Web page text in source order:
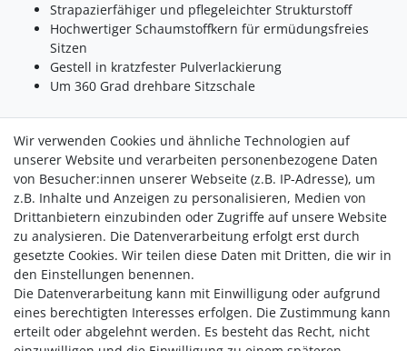
Strapazierfähiger und pflegeleichter Strukturstoff
Hochwertiger Schaumstoffkern für ermüdungsfreies
Sitzen
Gestell in kratzfester Pulverlackierung
Um 360 Grad drehbare Sitzschale
So passt er sowohl zu einemurbanen als auch zu einem
rustikalen Ambiente perfekt. Besonders praktisch ist der
drehbare Sitz, der dir ermöglicht, dich ganz bequem in jede
Richtung zu orientieren, ohne aufstehen zu müssen - ideal
für gesellige Abende mit Freunden und Familie.
Gönn dir den Diningsessel San Carlo in Light Brown und
genieße stilvolles, komfortables Sitzen in deinem Zuhause!
Wir verwenden Cookies und ähnliche Technologien auf
unserer Website und verarbeiten personenbezogene Daten
von Besucher:innen unserer Webseite (z.B. IP-Adresse), um
z.B. Inhalte und Anzeigen zu personalisieren, Medien von
Drittanbietern einzubinden oder Zugriffe auf unsere Website
zu analysieren. Die Datenverarbeitung erfolgt erst durch
gesetzte Cookies. Wir teilen diese Daten mit Dritten, die wir in
den Einstellungen benennen.
Die Datenverarbeitung kann mit Einwilligung oder aufgrund
eines berechtigten Interesses erfolgen. Die Zustimmung kann
erteilt oder abgelehnt werden. Es besteht das Recht, nicht